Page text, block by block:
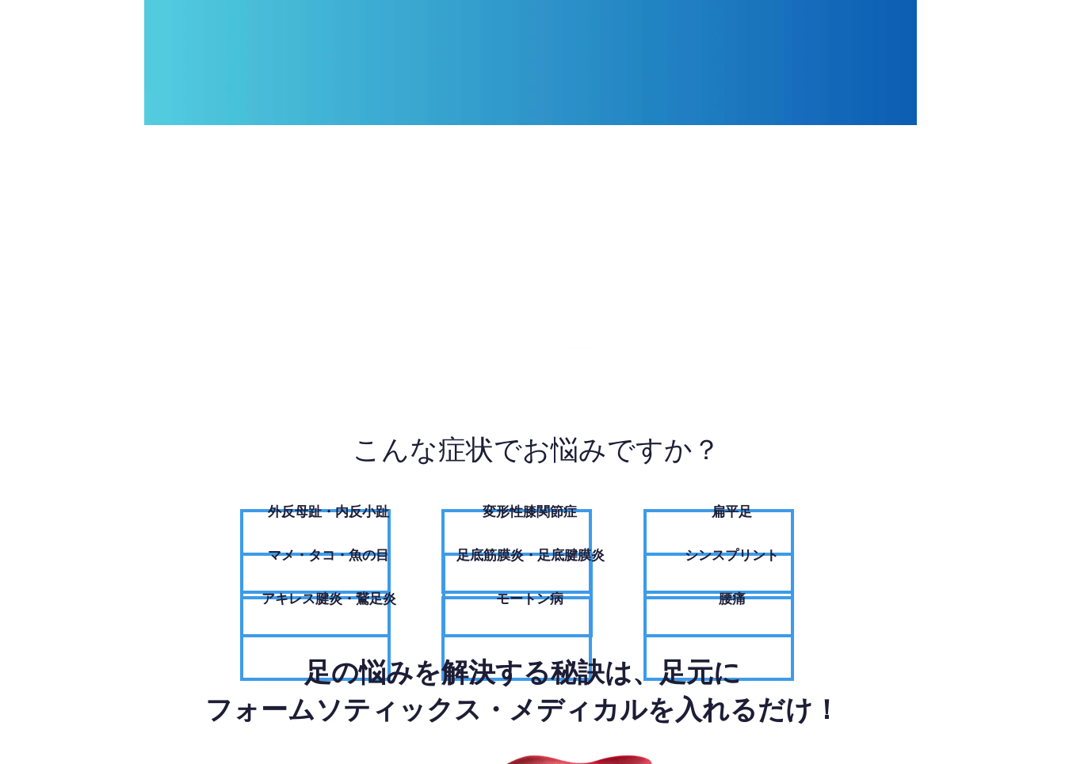
こんな症状でお悩みですか？
外反母趾・内反小趾
​マメ・タコ・魚の目
アキレス腱炎・鵞足炎
変形性膝関節症
足底筋膜炎・足底腱膜炎
モートン病
扁平足
シンスプリント
腰痛
足の悩みを解決する秘訣は、足元に
フォームソティックス・メディカルを入れるだけ！